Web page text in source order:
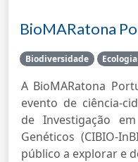
BioMARatona
Biodiversidade
A BioMARatona
evento de ciência-
de Investigação
Genéticos (CIBIO-
público a explorar e